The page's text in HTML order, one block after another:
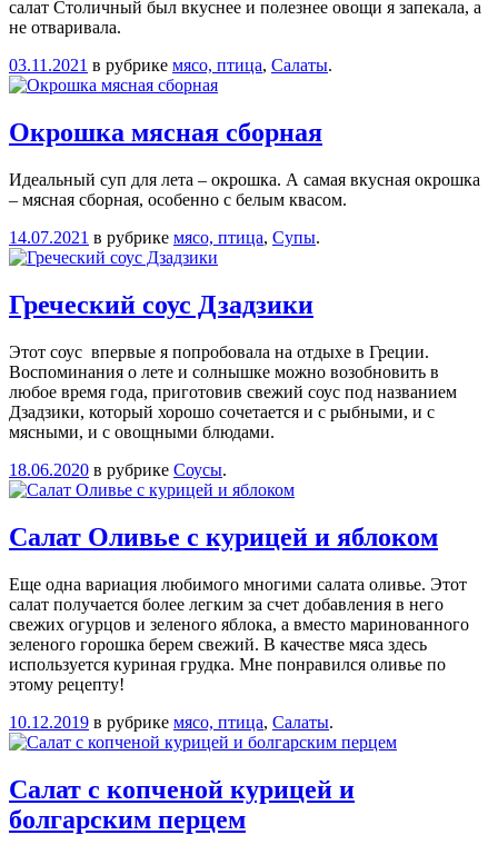
салат Столичный был вкуснее и полезнее овощи я запекала, а
не отваривала.
03.11.2021 в рубрике мясо, птица, Салаты.
Окрошка мясная сборная
Идеальный суп для лета – окрошка. А самая вкусная окрошка
– мясная сборная, особенно с белым квасом.
14.07.2021 в рубрике мясо, птица, Супы.
Греческий соус Дзадзики
Этот соус впервые я попробовала на отдыхе в Греции.
Воспоминания о лете и солнышке можно возобновить в
любое время года, приготовив свежий соус под названием
Дзадзики, который хорошо сочетается и с рыбными, и с
мясными, и с овощными блюдами.
18.06.2020 в рубрике Соусы.
Салат Оливье с курицей и яблоком
Еще одна вариация любимого многими салата оливье. Этот
салат получается более легким за счет добавления в него
свежих огурцов и зеленого яблока, а вместо маринованного
зеленого горошка берем свежий. В качестве мяса здесь
используется куриная грудка. Мне понравился оливье по
этому рецепту!
10.12.2019 в рубрике мясо, птица, Салаты.
Салат с копченой курицей и
болгарским перцем